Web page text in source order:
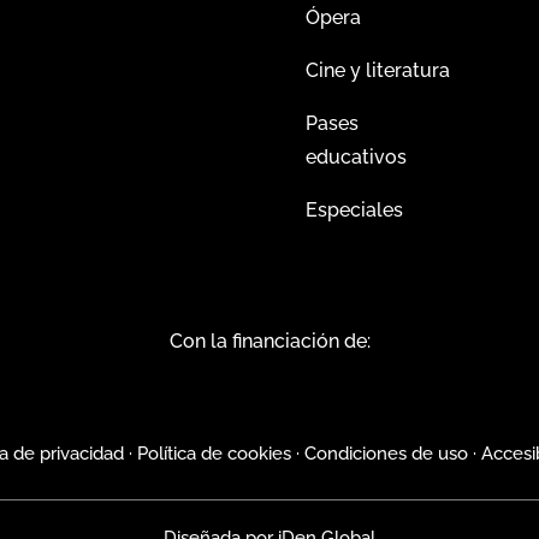
Ópera
Cine y literatura
Pases
educativos
Especiales
Con la financiación de:
de privacidad · Política de cookies · Condiciones de uso ·